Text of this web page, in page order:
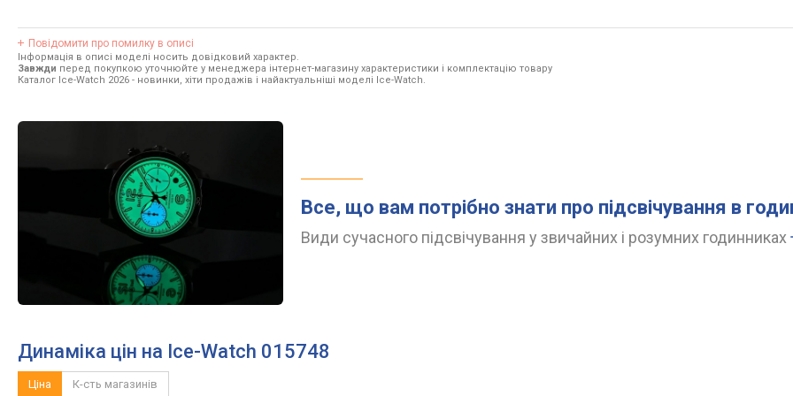
Повідомити про помилку в описі
Інформація в описі моделі носить довідковий характер.
Завжди перед покупкою уточнюйте у менеджера інтернет-магазину характеристики і комплектацію товару
Каталог Ice-Watch 2026 - новинки, хіти продажів і найактуальніші моделі Ice-Watch.
Все, що вам потрібно знати про підсвічування в
Види сучасного підсвічування у звичайних і розумних годинниках
Динаміка цін на Ice-Watch 015748
Ціна К-сть магазинів